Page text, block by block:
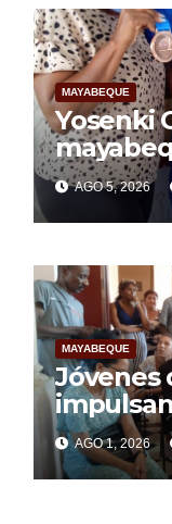
MAYABEQUE
Yosenki
podio
AGO 5, 2026
MAYABEQUE
Jóvenes de Melena del Sur
AGO 1, 2026